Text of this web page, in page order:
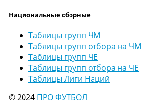
Национальные сборные
Таблицы групп ЧМ
Таблицы групп отбора на ЧМ
Таблицы групп ЧЕ
Таблицы групп отбора на ЧЕ
Таблицы Лиги Наций
© 2024 ПРО ФУТБОЛ